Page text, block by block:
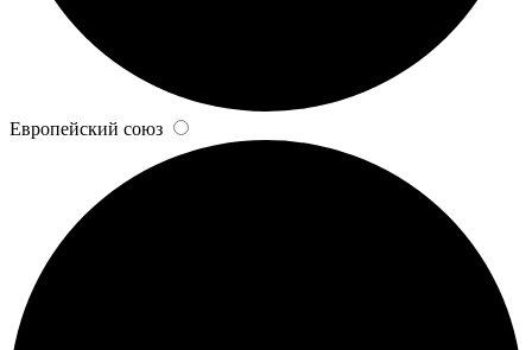
Европейский союз